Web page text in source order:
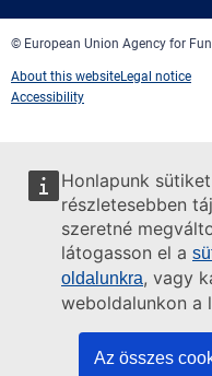
Honlapunk
részletesebben
szeretné
látogasson el a
oldalunkra, vagy
weboldalunkon a
Az összes
© European Union Agency for
About this websiteLegal notice
Accessibility